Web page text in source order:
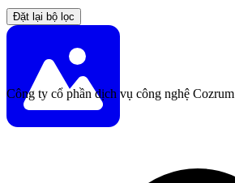
Đặt lại bộ lọc
Công ty cổ phần dịch vụ công nghệ Cozrum